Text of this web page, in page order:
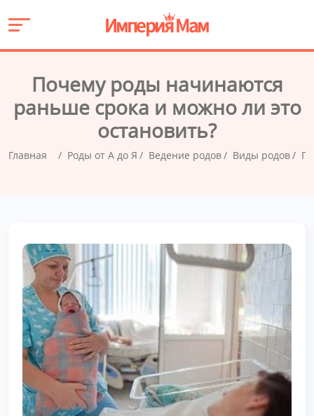
Почему роды начинаются
раньше срока и можно ли это
остановить?
Главная Роды от А до Я Ведение родов Виды родов